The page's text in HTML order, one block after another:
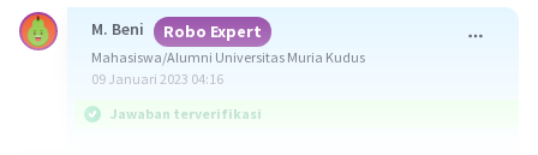
M. Beni Robo Expert
Mahasiswa/Alumni Universitas Muria Kudus
09 Januari 2023 04:16
Jawaban terverifikasi